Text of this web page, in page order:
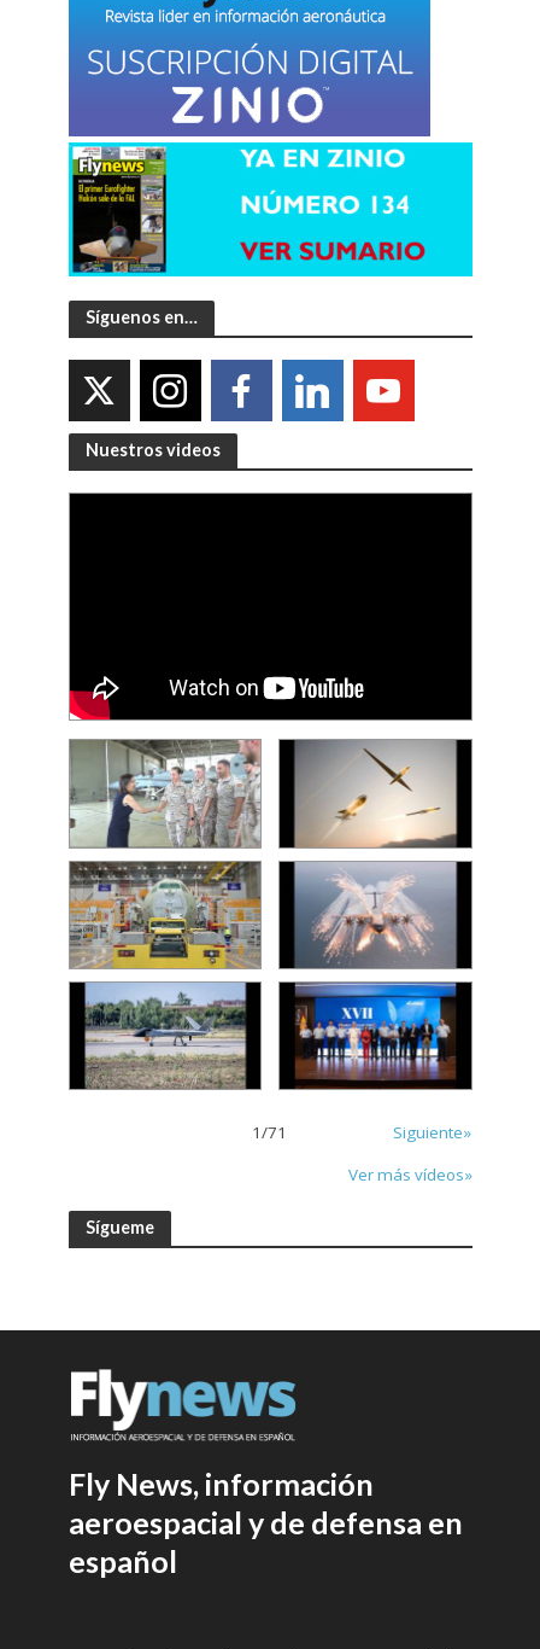
Síguenos en…
Nuestros videos
1/71
Siguiente»
Ver más vídeos»
Sígueme
Fly News, información
aeroespacial y de defensa en
español